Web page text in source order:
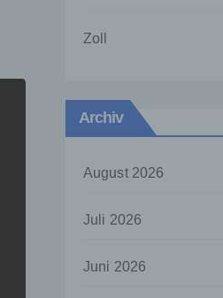
Zoll
Archiv
August 2026
Juli 2026
Juni 2026